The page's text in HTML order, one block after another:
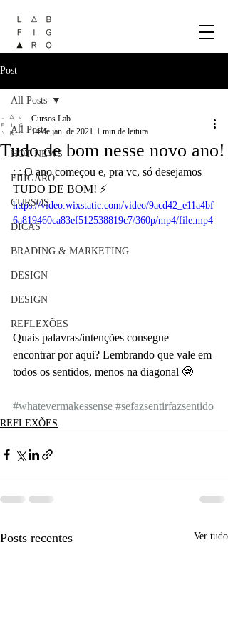
Post
All Posts
HOT NEWS
FIIIGARO
CURSOS
DICAS
BRADING & MARKETING
DESIGN
DESIGN
REFLEXÕES
All Posts
Tudo de bom nesse novo ano!
Cursos Lab
14 de jan. de 2021 1 min de leitura
: : O ano começou e, pra vc, só desejamos
TUDO DE BOM! ⚡️
https://video.wixstatic.com/video/9acd42_e11a4bf
6a819460ca83ef512538819c7/360p/mp4/file.mp4
Quais palavras/intenções consegue
encontrar por aqui? Lembrando que vale em
todos os sentidos, menos na diagonal 🤓
#whatevermakessense #sefazsentirfazsentido
REFLEXÕES
Posts recentes Ver tudo